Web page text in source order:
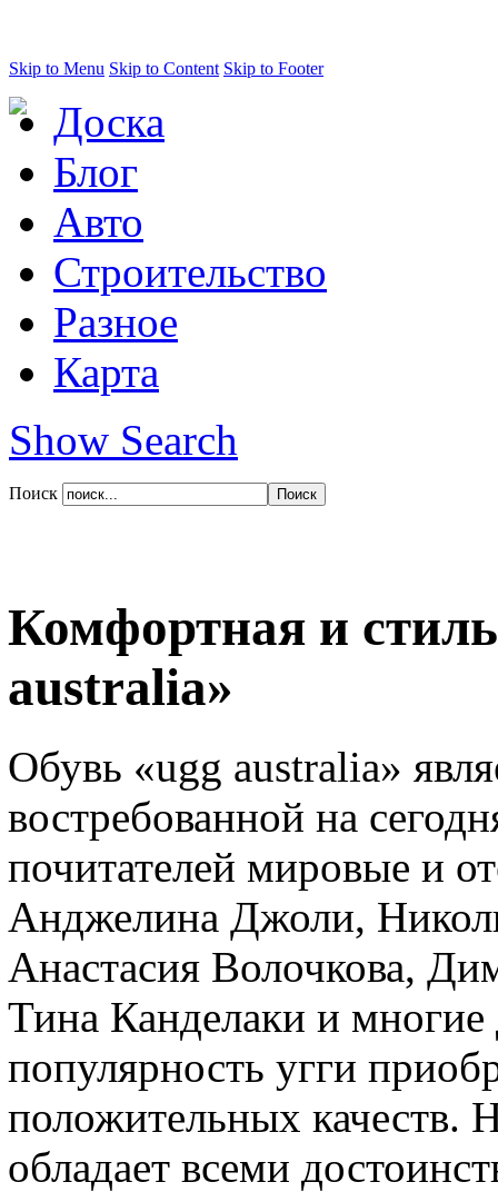
Skip to Menu Skip to Content Skip to Footer
Доска
Блог
Авто
Строительство
Разное
Карта
Show Search
Поиск
Комфортная и
australia»
Обувь «ugg australia»
востребованной на
почитателей мировые и
Анджелина Джоли,
Анастасия Волочкова,
Тина Канделаки и
популярность угги
положительных качеств.
обладает всеми